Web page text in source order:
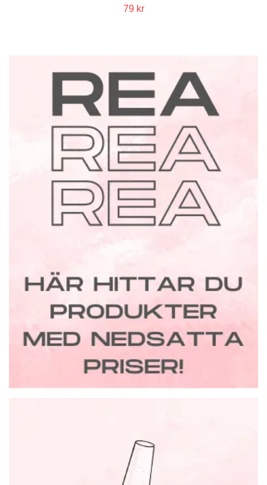
79 kr